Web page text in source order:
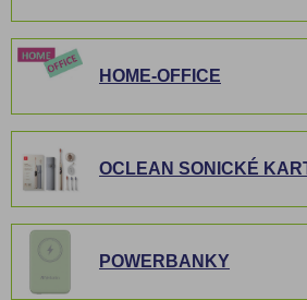
HOME-OFFICE
OCLEAN SONICKÉ
POWERBANKY